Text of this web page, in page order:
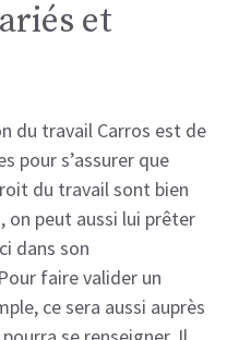
et
du travail Carros est de
pour s’assurer que
du travail sont bien
on peut aussi lui prêter
dans son
faire valider un
ce sera aussi auprès